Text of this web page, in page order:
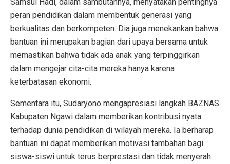
peran pendidikan dalam membentuk generasi yang
berkualitas dan berkompeten. Dia juga menekankan bahwa
bantuan ini merupakan bagian dari upaya bersama untuk
memastikan bahwa tidak ada anak yang terpinggirkan
dalam mengejar cita-cita mereka hanya karena
keterbatasan ekonomi.
Sementara itu, Sudaryono mengapresiasi langkah BAZNAS
Kabupaten Ngawi dalam memberikan kontribusi nyata
terhadap dunia pendidikan di wilayah mereka. Ia berharap
bantuan ini dapat memberikan motivasi tambahan bagi
siswa-siswi untuk terus berprestasi dan tidak menyerah